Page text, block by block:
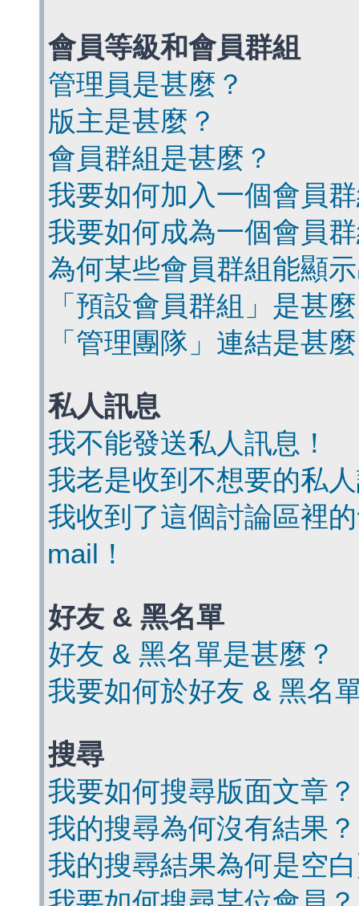
會員等級和會員群組
管理員是甚麼？
版主是甚麼？
會員群組是甚麼？
我要如何加入一個會員
我要如何成為一個會員
為何某些會員群組能顯
「預設會員群組」是甚
「管理團隊」連結是甚
私人訊息
我不能發送私人訊息！
我老是收到不想要的私
我收到了這個討論區裡
mail！
好友 & 黑名單
好友 & 黑名單是甚麼？
我要如何於好友 & 黑名
搜尋
我要如何搜尋版面文章？
我的搜尋為何沒有結果？
我的搜尋結果為何是空